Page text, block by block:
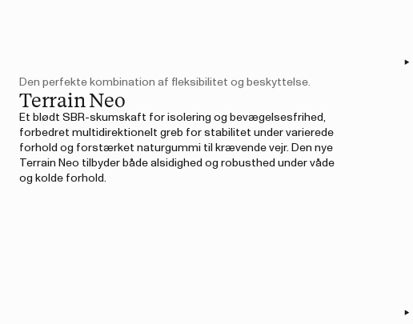
Den perfekte kombination af fleksibilitet og beskyttelse.
Terrain Neo
Et blødt SBR-skumskaft for isolering og bevægelsesfrihed,
forbedret multidirektionelt greb for stabilitet under varierede
forhold og forstærket naturgummi til krævende vejr. Den nye
Terrain Neo tilbyder både alsidighed og robusthed under våde
og kolde forhold.